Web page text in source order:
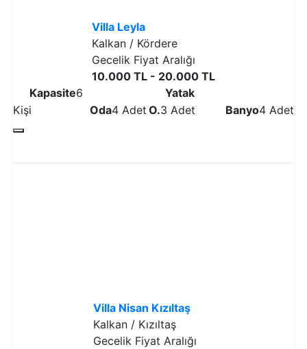
Villa Leyla
Kalkan / Kördere
Gecelik Fiyat Aralığı
10.000 TL - 20.000 TL
Kapasite6
Kişi
Oda4 Adet
Yatak
O.3 Adet Banyo4 Adet
Villa Nisan Kızıltaş
Kalkan / Kızıltaş
Gecelik Fiyat Aralığı